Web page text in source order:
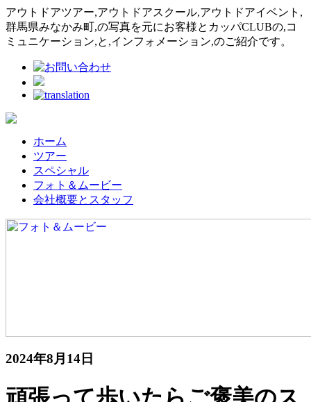
アウトドアツアー,アウトドアスクール,アウトドアイベント,
群馬県みなかみ町,の写真を元にお客様とカッパCLUBの,コ
ミュニケーション,と,インフォメーション,のご紹介です。
ホーム
ツアー
スペシャル
フォト＆ムービー
会社概要とスタッフ
2024年8月14日